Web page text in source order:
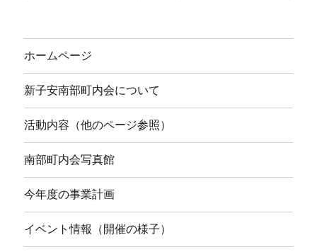
ホームページ
新子安南部町内会について
活動内容（他のページ参照）
南部町内会写真館
今年度の事業計画
イベント情報（開催の様子）